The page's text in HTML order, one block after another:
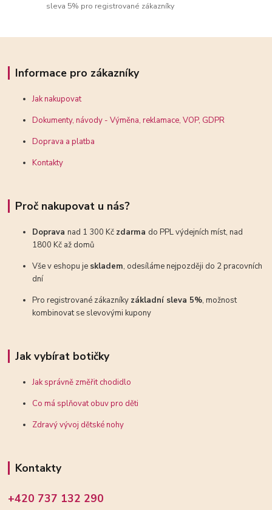
sleva 5% pro registrované zákazníky
Informace pro zákazníky
Jak nakupovat
Dokumenty, návody - Výměna, reklamace, VOP, GDPR
Doprava a platba
Kontakty
Proč nakupovat u nás?
Dopravanad 1 300 Kč zdarma do PPL výdejních míst, nad
1800 Kč až domů
Vše v eshopu je skladem, odesíláme nejpozději do 2 pracovních
dní
Pro registrované zákazníky základní sleva 5%, možnost
kombinovat se slevovými kupony
Jak vybírat botičky
Jak správně změřit chodidlo
Co má splňovat obuv pro děti
Zdravý vývoj dětské nohy
Kontakty
+420 737 132 290